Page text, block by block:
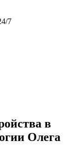
7
в
Олега